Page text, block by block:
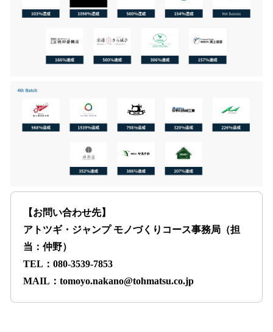
【お問い合わせ先】
アトツギ・ジャンプ モノづくりコース事務局（担
当：仲野）
TEL：080-3539-7853
MAIL：tomoyo.nakano@tohmatsu.co.jp